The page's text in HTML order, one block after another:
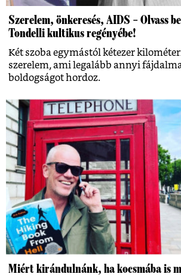
Szerelem, önkeresés, AIDS – Olvass
Tondelli kultikus regényébe!
Két szoba egymástól kétezer
szerelem, ami legalább annyi
boldogságot hordoz.
Miért kirándulnánk, ha kocsmába is